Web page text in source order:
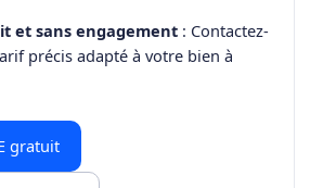
et sans engagement : Contactez-
précis adapté à votre bien à
gratuit